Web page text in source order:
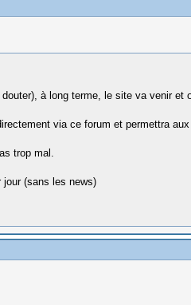
à long terme, le site va venir
via ce forum et permettra
trop mal.
(sans les news)